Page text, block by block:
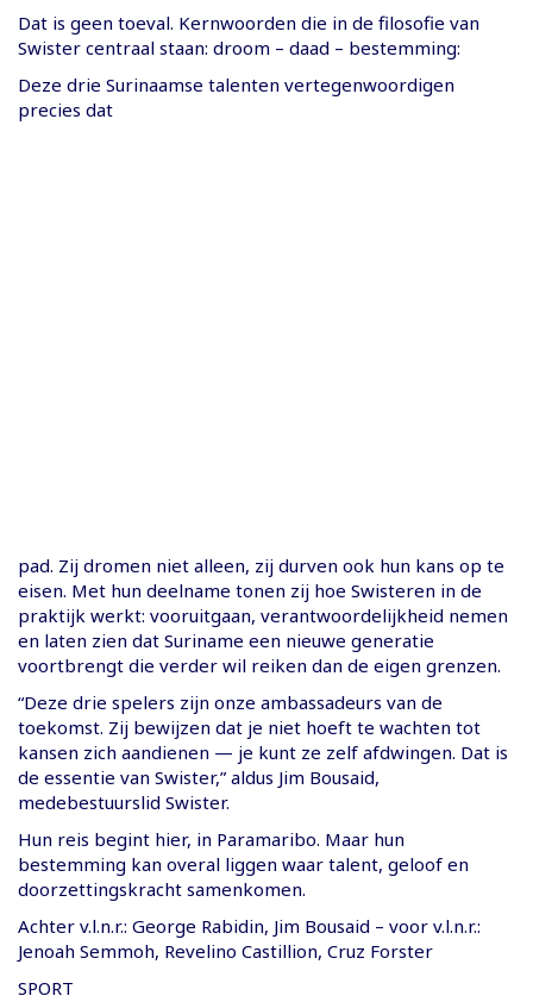
Dat is geen toeval. Kernwoorden die in de filosofie van
Swister centraal staan: droom – daad – bestemming:
Deze drie Surinaamse talenten vertegenwoordigen
precies dat
pad. Zij dromen niet alleen, zij durven ook hun kans op te
eisen. Met hun deelname tonen zij hoe Swisteren in de
praktijk werkt: vooruitgaan, verantwoordelijkheid nemen
en laten zien dat Suriname een nieuwe generatie
voortbrengt die verder wil reiken dan de eigen grenzen.
“Deze drie spelers zijn onze ambassadeurs van de
toekomst. Zij bewijzen dat je niet hoeft te wachten tot
kansen zich aandienen — je kunt ze zelf afdwingen. Dat is
de essentie van Swister,” aldus Jim Bousaid,
medebestuurslid Swister.
Hun reis begint hier, in Paramaribo. Maar hun
bestemming kan overal liggen waar talent, geloof en
doorzettingskracht samenkomen.
Achter v.l.n.r.: George Rabidin, Jim Bousaid – voor v.l.n.r.:
Jenoah Semmoh, Revelino Castillion, Cruz Forster
SPORT